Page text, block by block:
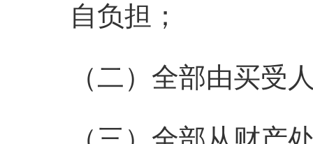
自负担；
（二）全部由买受